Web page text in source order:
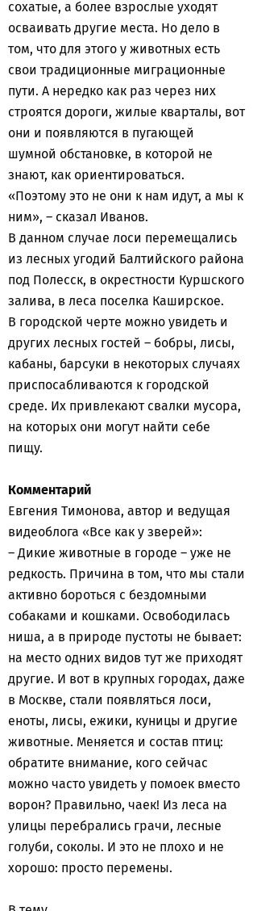
сохатые, а более взрослые уходят
осваивать другие места. Но дело в
том, что для этого у животных есть
свои традиционные миграционные
пути. А нередко как раз через них
строятся дороги, жилые кварталы, вот
они и появляются в пугающей
шумной обстановке, в которой не
знают, как ориентироваться.
«Поэтому это не они к нам идут, а мы к
ним», – сказал Иванов.
В данном случае лоси перемещались
из лесных угодий Балтийского района
под Полесск, в окрестности Куршского
залива, в леса поселка Каширское.
В городской черте можно увидеть и
других лесных гостей – бобры, лисы,
кабаны, барсуки в некоторых случаях
приспосабливаются к городской
среде. Их привлекают свалки мусора,
на которых они могут найти себе
пищу.
Комментарий
Евгения Тимонова, автор и ведущая
видеоблога «Все как у зверей»:
– Дикие животные в городе – уже не
редкость. Причина в том, что мы стали
активно бороться с бездомными
собаками и кошками. Освободилась
ниша, а в природе пустоты не бывает:
на место одних видов тут же приходят
другие. И вот в крупных городах, даже
в Москве, стали появляться лоси,
еноты, лисы, ежики, куницы и другие
животные. Меняется и состав птиц:
обратите внимание, кого сейчас
можно часто увидеть у помоек вместо
ворон? Правильно, чаек! Из леса на
улицы перебрались грачи, лесные
голуби, соколы. И это не плохо и не
хорошо: просто перемены.